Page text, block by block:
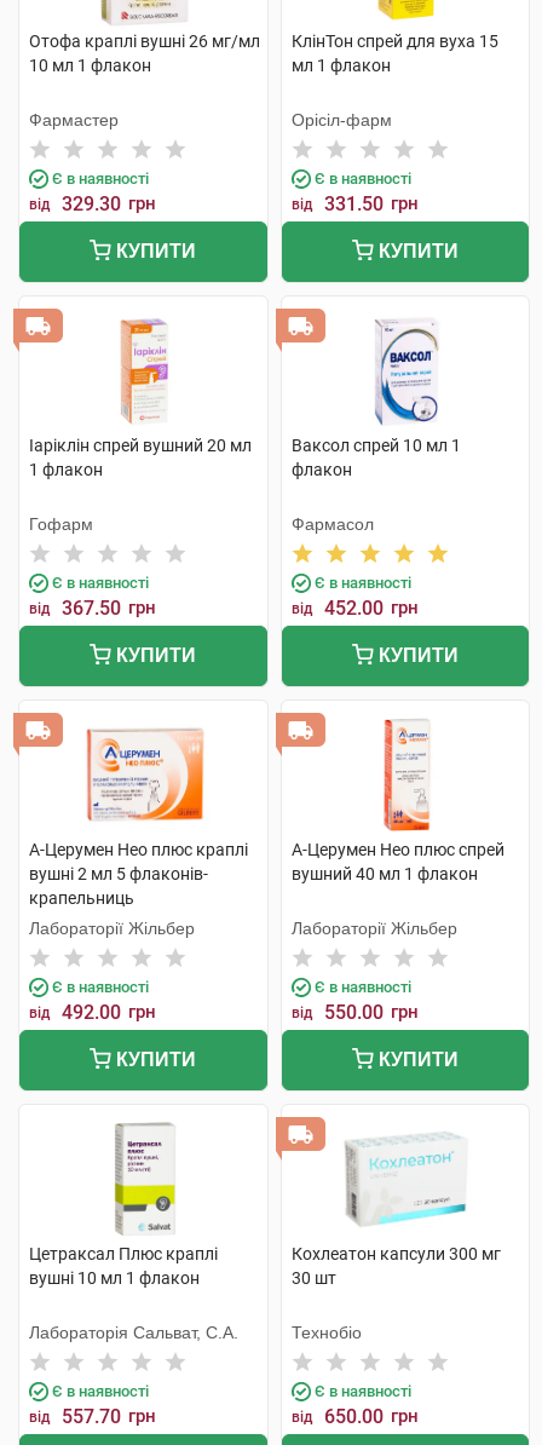
Отофа краплі вушні 26 мг/мл
10 мл 1 флакон
Фармастер
Є в наявності
від 329.30 грн
КУПИТИ
КлінТон спрей для вуха 15
мл 1 флакон
Орісіл-фарм
Є в наявності
від 331.50 грн
КУПИТИ
Іаріклін спрей вушний 20 мл
1 флакон
Гофарм
Є в наявності
від 367.50 грн
КУПИТИ
Ваксол спрей 10 мл 1
флакон
Фармасол
Є в наявності
від 452.00 грн
КУПИТИ
А-Церумен Нео плюс краплі
вушні 2 мл 5 флаконів-
крапельниць
Лабораторії Жільбер
Є в наявності
від 492.00 грн
КУПИТИ
А-Церумен Нео плюс спрей
вушний 40 мл 1 флакон
Лабораторії Жільбер
Є в наявності
від 550.00 грн
КУПИТИ
Цетраксал Плюс краплі
вушні 10 мл 1 флакон
Лабораторія Сальват, С.А.
Є в наявності
від 557.70 грн
Кохлеатон капсули 300 мг
30 шт
Технобіо
Є в наявності
від 650.00 грн